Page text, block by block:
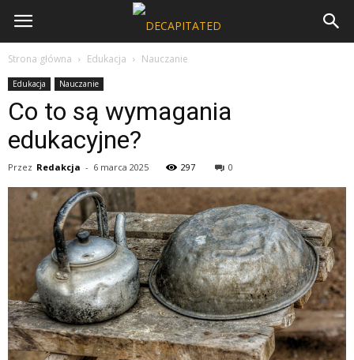
Strona główna Edukacja Nauczanie
Edukacja Nauczanie
Co to są wymagania
edukacyjne?
Przez Redakcja - 6 marca 2025 297 0